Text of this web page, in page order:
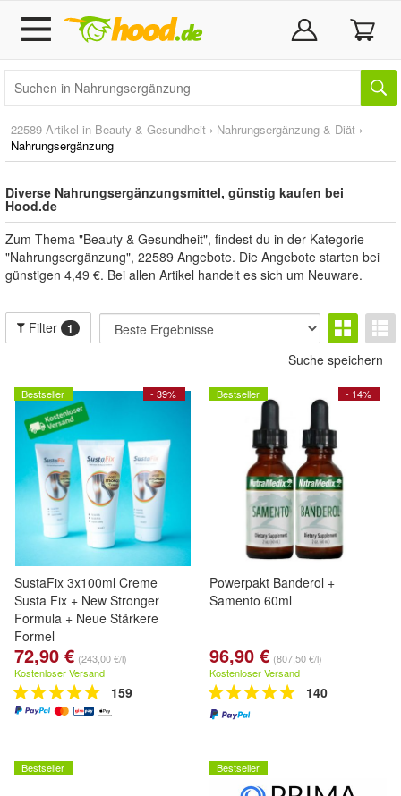
22589 Artikel in Beauty & Gesundheit › Nahrungsergänzung & Diät ›
Nahrungsergänzung
Diverse Nahrungsergänzungsmittel, günstig kaufen bei
Hood.de
Zum Thema "Beauty & Gesundheit", findest du in der Kategorie
"Nahrungsergänzung", 22589 Angebote. Die Angebote starten bei
günstigen 4,49 €. Bei allen Artikel handelt es sich um Neuware.
Filter 1
Suche speichern
- 39%
Bestseller
SustaFix 3x100ml Creme
Susta Fix + New Stronger
Formula + Neue Stärkere
Formel
Pflanzlich. Natürlich. Wirksam
72,90 € (243,00 €/l)
Kostenloser Versand
159
- 14%
Bestseller
Powerpakt Banderol +
Samento 60ml
96,90 € (807,50 €/l)
Kostenloser Versand
140
Bestseller Bestseller